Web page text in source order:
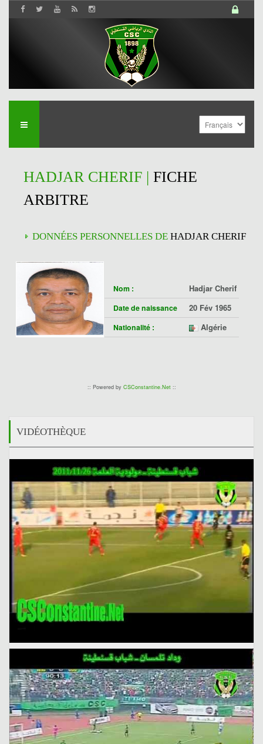
HADJAR CHERIF | FICHE
ARBITRE
DONNÉES PERSONNELLES DE HADJAR CHERIF
Nom : Hadjar Cherif
Date de naissance 20 Fév 1965
Nationalité : Algérie
:: Powered by CSConstantine.Net::
VIDÉOTHÈQUE